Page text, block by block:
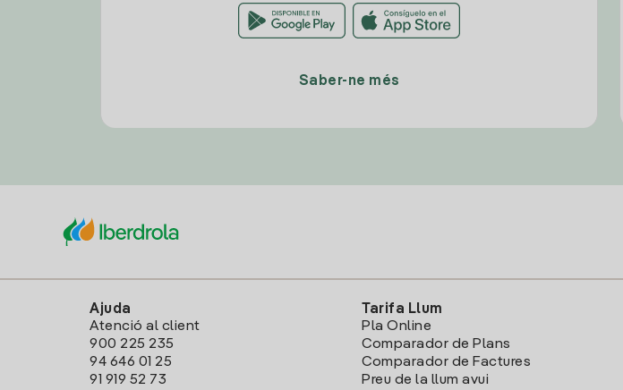
Saber-ne més
Ajuda
Atenció al client
900 225 235
94 646 01 25
91 919 52 73
Tarifa Llum
Pla Online
Comparador de Plans
Comparador de Factures
Preu de la llum avui